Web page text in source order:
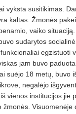
vyksta susitikimas.
kaltas. Žmonės
vaiko
sudarytos
egzistuoti
jam buvo
suėjo 18 metų, buvo
negalėjo
vienos institucijos jie
žmonės. Visuomenėje